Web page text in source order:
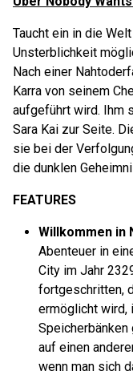
Taucht ein in die
Unsterblichkeit
Nach einer
Karra von seinem
aufgeführt wird. Ihm
Sara Kai zur Seite.
sie bei der
die dunklen
FEATURES
Willkommen in
Abenteuer in
City im Jahr
fortgeschritten,
ermöglicht wird,
auf einen
wenn man sich